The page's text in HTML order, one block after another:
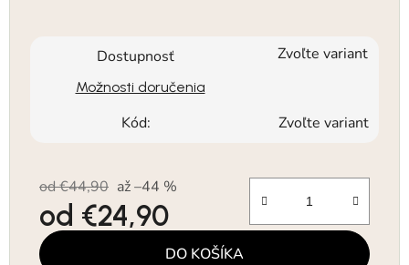
Dostupnosť Zvoľte variant
Možnosti doručenia
Kód: Zvoľte variant
od €44,90 až –44 %
od €24,90
Jednotková cena: DO KOŠÍKA